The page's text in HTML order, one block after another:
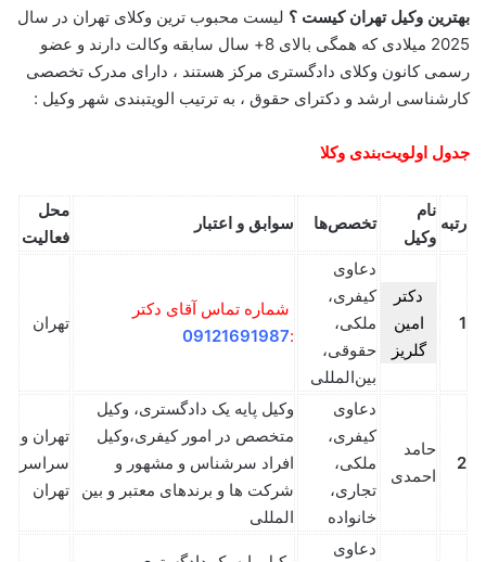
بهترین وکیل تهران کیست ؟ لیست محبوب ترین وکلای تهران در سال
2025 میلادی که همگی بالای 8+ سال سابقه وکالت دارند و عضو
رسمی کانون وکلای دادگستری مرکز هستند ، دارای مدرک تخصصی
کارشناسی ارشد و دکترای حقوق ، به ترتیب الویتبندی شهر وکیل :
جدول اولویت‌بندی وکلا
رتبه
نام
وکیل
تخصص‌ها سوابق و اعتبار
محل
فعالیت
1
دکتر
امین
گلریز
دعاوی
کیفری،
ملکی،
حقوقی،
بین‌المللی
شماره تماس آقای دکتر
:
09121691987
تهران
2
حامد
احمدی
دعاوی
کیفری،
ملکی،
تجاری،
خانواده
وکیل پایه یک دادگستری، وکیل
متخصص در امور کیفری،وکیل
افراد سرشناس و مشهور و
شرکت ها و برندهای معتبر و بین
المللی
تهران و
سراسر
تهران
دعاوی